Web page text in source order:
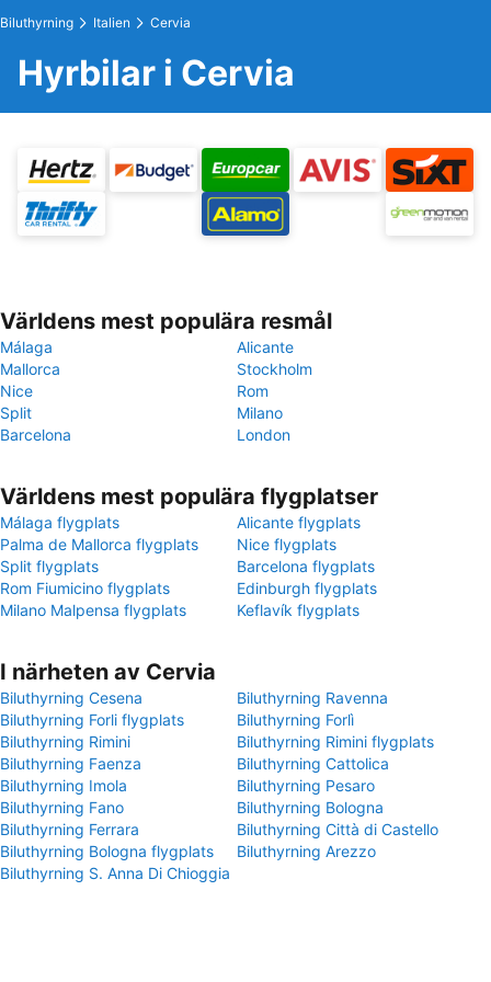
Biluthyrning Italien Cervia
Hyrbilar i Cervia
Världens mest populära resmål
Málaga
Alicante
Mallorca
Stockholm
Nice
Rom
Split
Milano
Barcelona
London
Världens mest populära flygplatser
Málaga flygplats
Alicante flygplats
Palma de Mallorca flygplats
Nice flygplats
Split flygplats
Barcelona flygplats
Rom Fiumicino flygplats
Edinburgh flygplats
Milano Malpensa flygplats
Keflavík flygplats
I närheten av Cervia
Biluthyrning Cesena
Biluthyrning Ravenna
Biluthyrning Forli flygplats
Biluthyrning Forlì
Biluthyrning Rimini
Biluthyrning Rimini flygplats
Biluthyrning Faenza
Biluthyrning Cattolica
Biluthyrning Imola
Biluthyrning Pesaro
Biluthyrning Fano
Biluthyrning Bologna
Biluthyrning Ferrara
Biluthyrning Città di Castello
Biluthyrning Bologna flygplats
Biluthyrning Arezzo
Biluthyrning S. Anna Di Chioggia